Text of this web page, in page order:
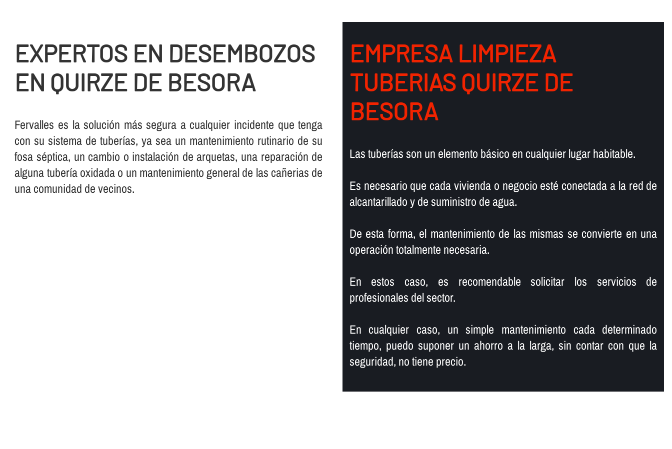
EXPERTOS EN DESEMBOZOS
EN QUIRZE DE BESORA
Fervalles es la solución más segura a cualquier incidente que tenga
con su sistema de tuberí­as, ya sea un mantenimiento rutinario de su
fosa séptica, un cambio o instalación de arquetas, una reparación de
alguna tuberí­a oxidada o un mantenimiento general de las cañerias de
una comunidad de vecinos.
EMPRESA LIMPIEZA
TUBERIAS QUIRZE DE
BESORA
Las tuberí­as son un elemento básico en cualquier lugar habitable.
Es necesario que cada vivienda o negocio esté conectada a la red de
alcantarillado y de suministro de agua.
De esta forma, el mantenimiento de las mismas se convierte en una
operación totalmente necesaria.
En estos caso, es recomendable solicitar los servicios de
profesionales del sector.
En cualquier caso, un simple mantenimiento cada determinado
tiempo, puedo suponer un ahorro a la larga, sin contar con que la
seguridad, no tiene precio.